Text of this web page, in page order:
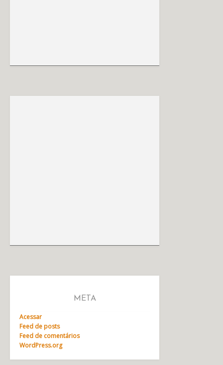
META
Acessar
Feed de posts
Feed de comentários
WordPress.org